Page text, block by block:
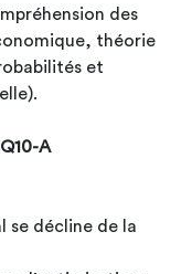
des
théorie
et
A
se décline de la